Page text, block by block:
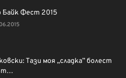
Байк Фест 2015
Тази моя „сладка” болест